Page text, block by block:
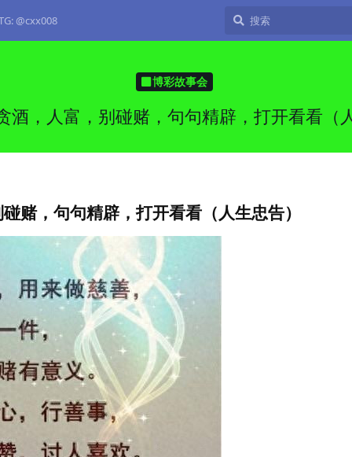
@cxx008
博彩故事会
酒，人富，别碰赌，句句精辟，打开看看（
赌，句句精辟，打开看看（人生忠告）